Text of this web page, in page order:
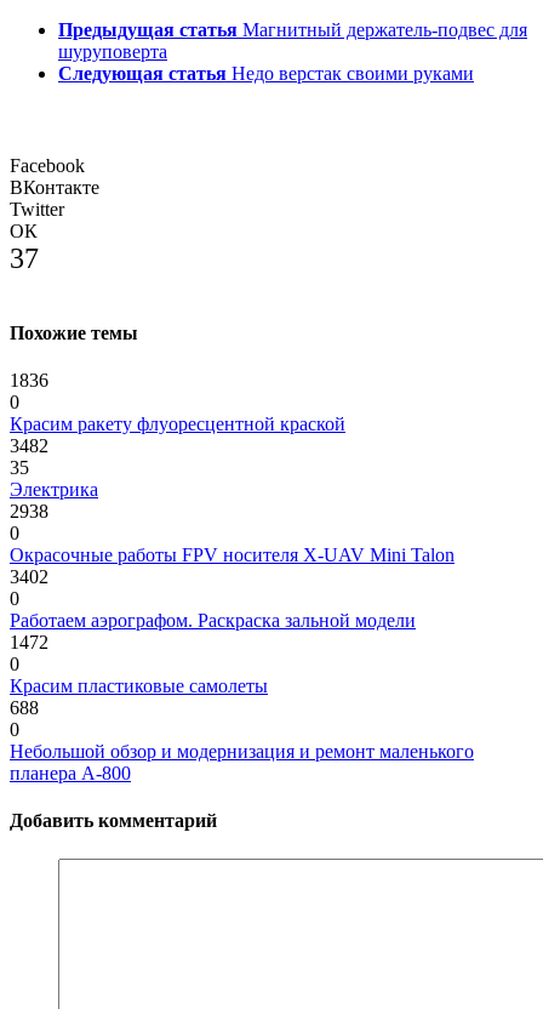
Предыдущая статья Магнитный держатель-подвес для
шуруповерта
Следующая статья Недо верстак своими руками
Facebook
ВКонтакте
Twitter
ОК
37
Похожие темы
1836
0
Красим ракету флуоресцентной краской
3482
35
Электрика
2938
0
Окрасочные работы FPV носителя X-UAV Mini Talon
3402
0
Работаем аэрографом. Раскраска зальной модели
1472
0
Красим пластиковые самолеты
688
0
Небольшой обзор и модернизация и ремонт маленького
планера А-800
Добавить комментарий